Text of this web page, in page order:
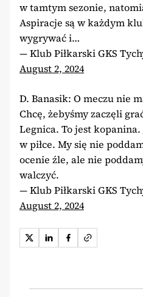
w tamtym sezonie,
Aspiracje są w każdym
wygrywać i…
— Klub Piłkarski GKS
August 2, 2024
D. Banasik: O meczu nie
Chcę, żebyśmy zaczęli
Legnica. To jest
w piłce. My się nie
ocenie źle, ale nie
walczyć.
— Klub Piłkarski GKS
August 2, 2024